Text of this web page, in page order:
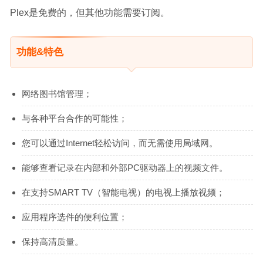
Plex是免费的，但其他功能需要订阅。
功能&特色
网络图书馆管理；
与各种平台合作的可能性；
您可以通过Internet轻松访问，而无需使用局域网。
能够查看记录在内部和外部PC驱动器上的视频文件。
在支持SMART TV（智能电视）的电视上播放视频；
应用程序选件的便利位置；
保持高清质量。